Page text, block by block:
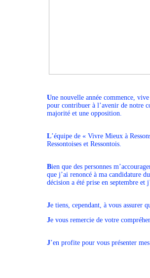
Une nouvelle année commence,
pour contribuer à l’avenir de notre
majorité et une opposition.
L’équipe de « Vivre Mieux à
Ressontoises et Ressontois.
Bien que des personnes
que j’ai renoncé à ma candidature
décision a été prise en septembre
Je tiens, cependant, à vous assurer
Je vous remercie de votre
J’en profite pour vous présenter